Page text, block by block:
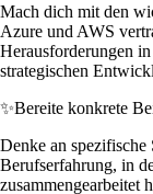
Mach dich mit den
Azure und AWS
Herausforderungen
strategischen
✨Bereite konkrete
Denke an spezifische
Berufserfahrung, in
zusammengearbeitet